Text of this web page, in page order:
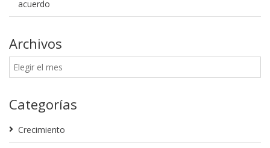
acuerdo
Archivos
Categorías
Crecimiento